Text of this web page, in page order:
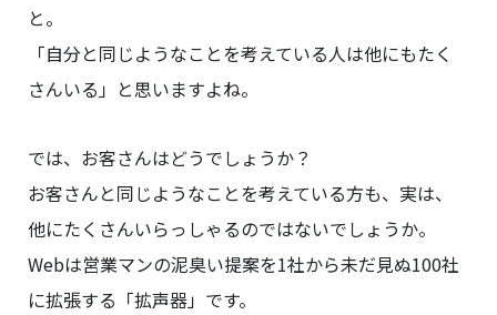
と。
「自分と同じようなことを考えている人は他にもたく
さんいる」と思いますよね。
では、お客さんはどうでしょうか？
お客さんと同じようなことを考えている方も、実は、
他にたくさんいらっしゃるのではないでしょうか。
Webは営業マンの泥臭い提案を1社から未だ見ぬ100社
に拡張する「拡声器」です。